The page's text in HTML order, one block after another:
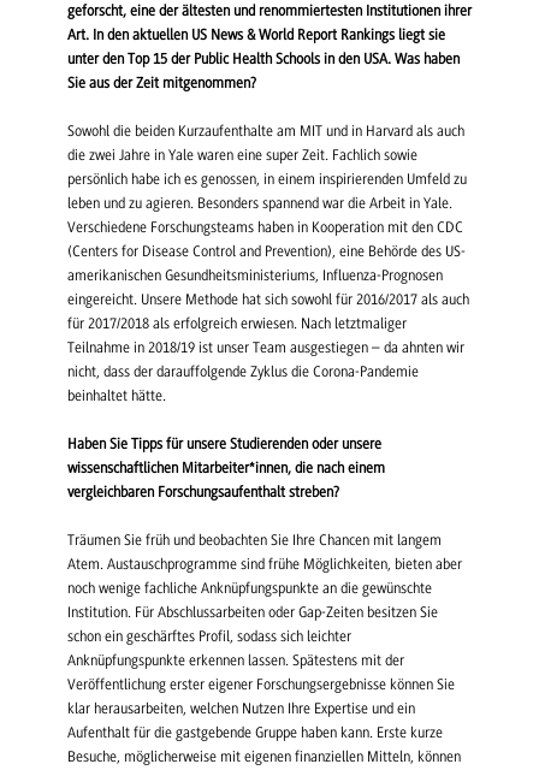
geforscht, eine der ältesten und renommiertesten Institutionen ihrer
Art. In den aktuellen US News & World Report Rankings liegt sie
unter den Top 15 der Public Health Schools in den USA. Was haben
Sie aus der Zeit mitgenommen?
Sowohl die beiden Kurzaufenthalte am MIT und in Harvard als auch
die zwei Jahre in Yale waren eine super Zeit. Fachlich sowie
persönlich habe ich es genossen, in einem inspirierenden Umfeld zu
leben und zu agieren. Besonders spannend war die Arbeit in Yale.
Verschiedene Forschungsteams haben in Kooperation mit den CDC
(Centers for Disease Control and Prevention), eine Behörde des US-
amerikanischen Gesundheitsministeriums, Influenza-Prognosen
eingereicht. Unsere Methode hat sich sowohl für 2016/2017 als auch
für 2017/2018 als erfolgreich erwiesen. Nach letztmaliger
Teilnahme in 2018/19 ist unser Team ausgestiegen – da ahnten wir
nicht, dass der darauffolgende Zyklus die Corona-Pandemie
beinhaltet hätte.
Haben Sie Tipps für unsere Studierenden oder unsere
wissenschaftlichen Mitarbeiter*innen, die nach einem
vergleichbaren Forschungsaufenthalt streben?
Träumen Sie früh und beobachten Sie Ihre Chancen mit langem
Atem. Austauschprogramme sind frühe Möglichkeiten, bieten aber
noch wenige fachliche Anknüpfungspunkte an die gewünschte
Institution. Für Abschlussarbeiten oder Gap-Zeiten besitzen Sie
schon ein geschärftes Profil, sodass sich leichter
Anknüpfungspunkte erkennen lassen. Spätestens mit der
Veröffentlichung erster eigener Forschungsergebnisse können Sie
klar herausarbeiten, welchen Nutzen Ihre Expertise und ein
Aufenthalt für die gastgebende Gruppe haben kann. Erste kurze
Besuche, möglicherweise mit eigenen finanziellen Mitteln, können